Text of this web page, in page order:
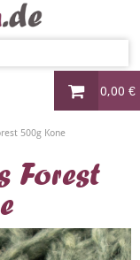
0,00 €
500g Kone
Forest